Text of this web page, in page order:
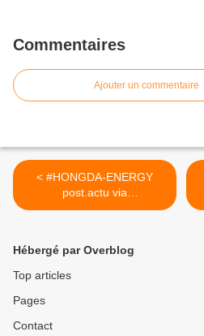
Commentaires
Ajouter un commentaire
< #HONGDA-ENERGY
post.actu via
CSINATECH4.02025
Hébergé par Overblog
Top articles
Pages
Contact